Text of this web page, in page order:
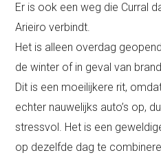
Er is ook een weg die Curral
Arieiro verbindt.
Het is alleen overdag
de winter of in geval van
Dit is een moeilijkere rit,
echter nauwelijks auto’s op,
stressvol. Het is een
op dezelfde dag te